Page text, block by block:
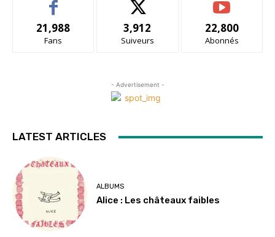
21,988
Fans
3,912
Suiveurs
22,800
Abonnés
- Advertisement -
LATEST ARTICLES
ALBUMS
Alice : Les châteaux faibles